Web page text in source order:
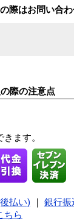
際はお問い合
際の注意点
ます。
払い) 銀行振
ちら